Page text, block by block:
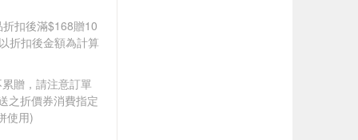
扣後滿$168贈10
折扣後金額為計算
贈，請注意訂單
之折價券消費指定
使用)